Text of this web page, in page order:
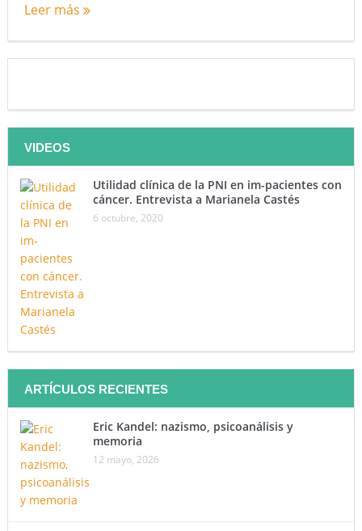
Leer más
VIDEOS
Utilidad clínica de la PNI en im-pacientes con
cáncer. Entrevista a Marianela Castés
6 octubre, 2020
ARTÍCULOS RECIENTES
Eric Kandel: nazismo, psicoanálisis y
memoria
12 mayo, 2026